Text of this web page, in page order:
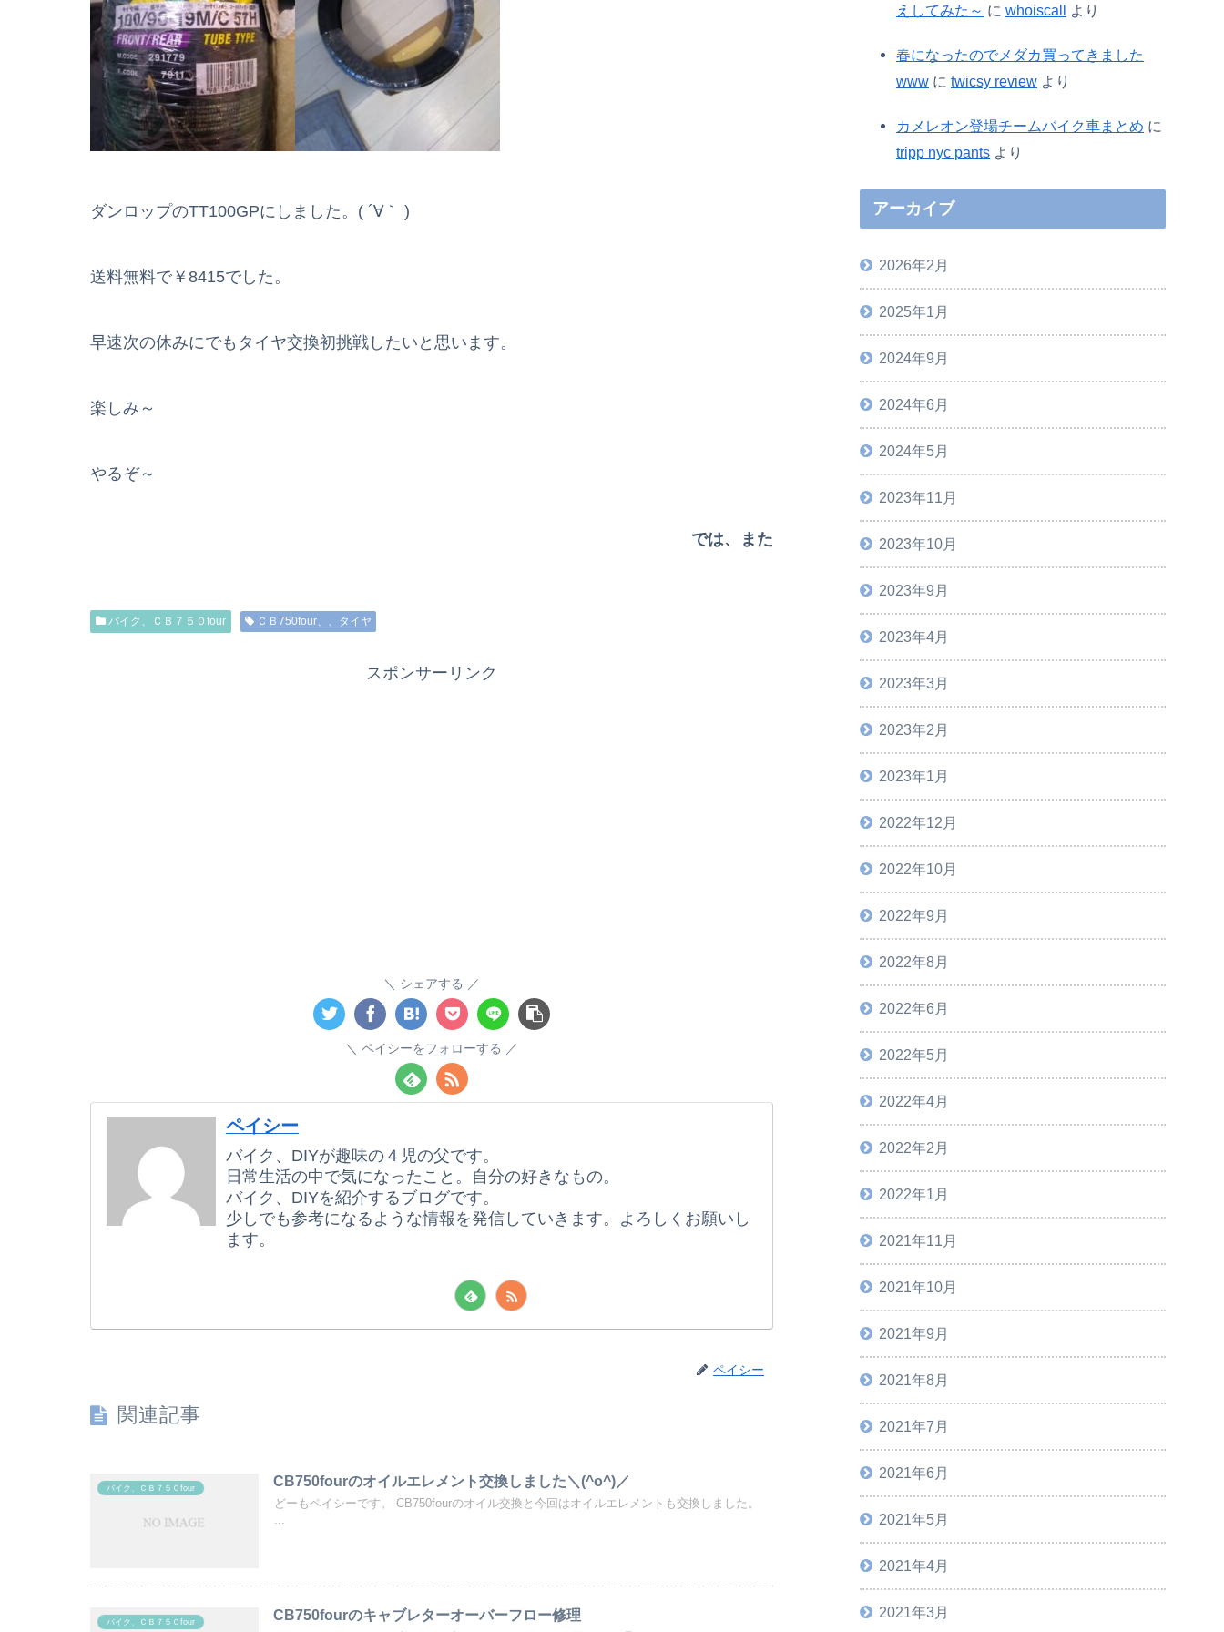
ダンロップのTT100GPにしました。( ´∀｀ )
送料無料で￥8415でした。
早速次の休みにでもタイヤ交換初挑戦したいと思います。
楽しみ～
やるぞ～
では、また
バイク、ＣＢ７５０four ＣＢ750four、、タイヤ
スポンサーリンク
シェアする
ペイシーをフォローする
ペイシー
バイク、DIYが趣味の４児の父です。
日常生活の中で気になったこと。自分の好きなもの。
バイク、DIYを紹介するブログです。
少しでも参考になるような情報を発信していきます。よろしくお願いし
ます。
ペイシー
関連記事
バイク、ＣＢ７５０four CB750fourのオイルエレメント交換しました＼(^o^)／
どーもペイシーです。 CB750fourのオイル交換と今回はオイルエレメントも交換しました。
...
バイク、ＣＢ７５０four CB750fourのキャブレターオーバーフロー修理
えしてみた～ に whoiscall より
春になったのでメダカ買ってきました
www に twicsy review より
カメレオン登場チームバイク車まとめ に
tripp nyc pants より
アーカイブ
2026年2月
2025年1月
2024年9月
2024年6月
2024年5月
2023年11月
2023年10月
2023年9月
2023年4月
2023年3月
2023年2月
2023年1月
2022年12月
2022年10月
2022年9月
2022年8月
2022年6月
2022年5月
2022年4月
2022年2月
2022年1月
2021年11月
2021年10月
2021年9月
2021年8月
2021年7月
2021年6月
2021年5月
2021年4月
2021年3月